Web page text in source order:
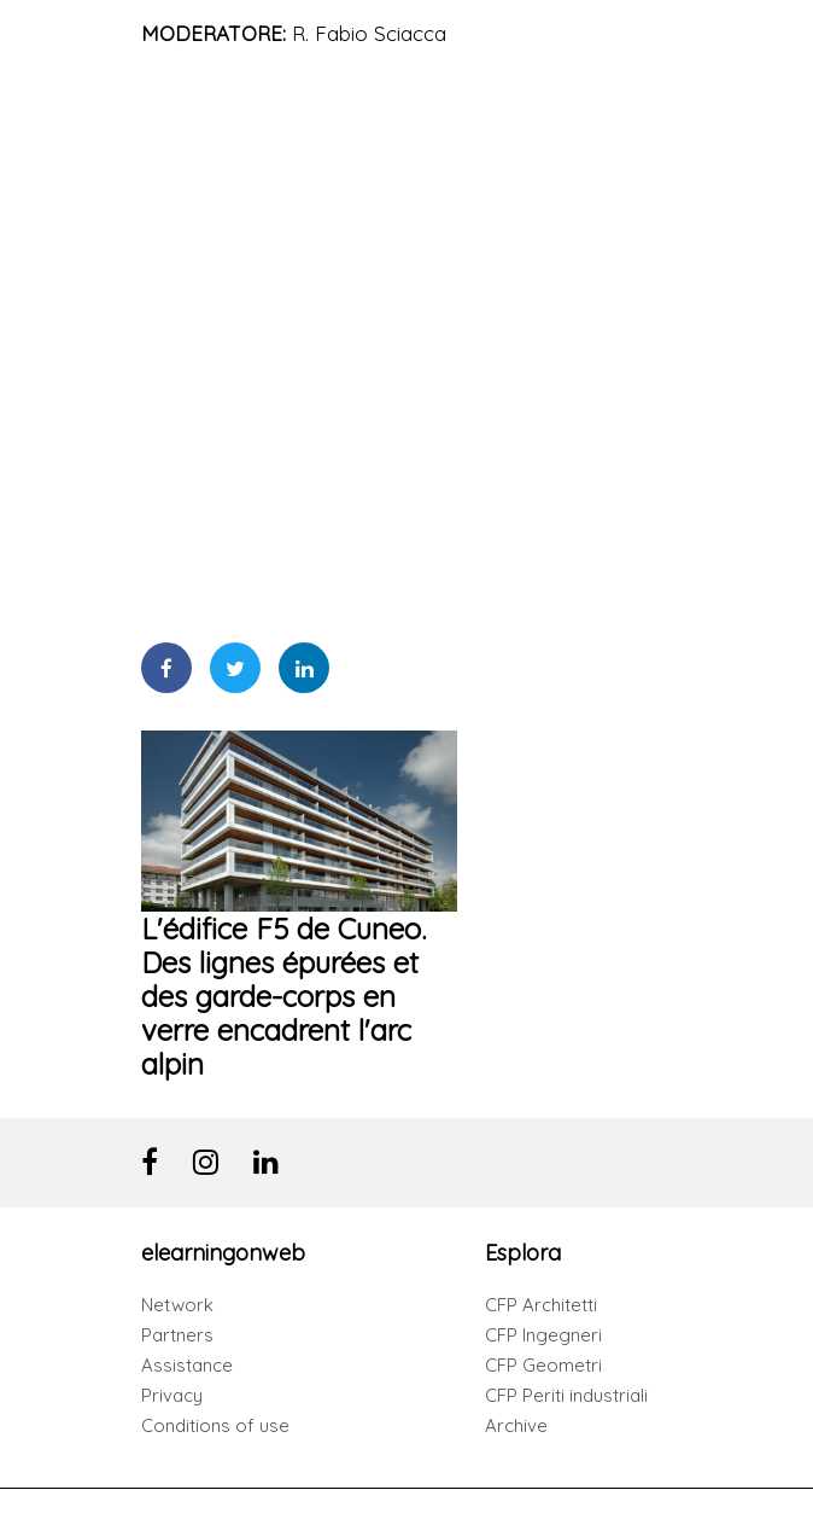
MODERATORE: R. Fabio Sciacca
L'édifice F5 de Cuneo.
Des lignes épurées et
des garde-corps en
verre encadrent l'arc
alpin
elearningonweb
Network
Partners
Assistance
Privacy
Conditions of use
Esplora
CFP Architetti
CFP Ingegneri
CFP Geometri
CFP Periti industriali
Archive